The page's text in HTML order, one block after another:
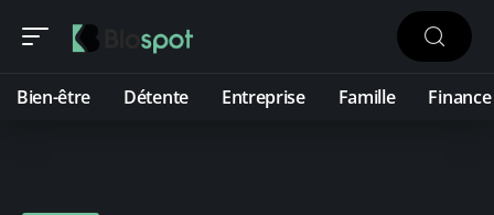
Bien-être Détente Entreprise Famille Finance